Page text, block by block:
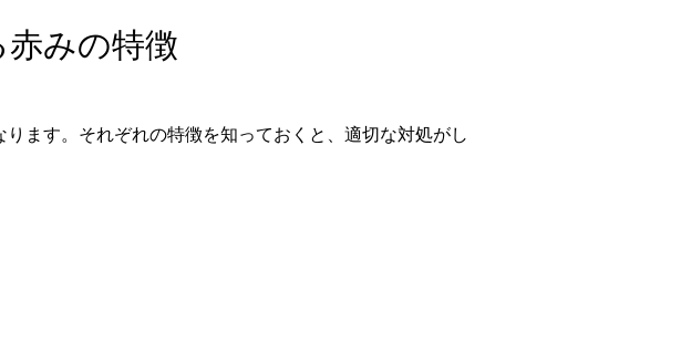
みの特徴
ます。それぞれの特徴を知っておくと、適切な対処がし